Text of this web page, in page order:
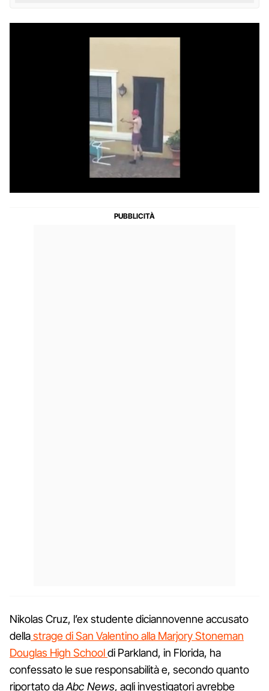
Nikolas Cruz, l’ex studente diciannovenne accusato
dellastrage di San Valentino alla Marjory Stoneman
Douglas High Schooldi Parkland, in Florida, ha
confessato le sue responsabilità e, secondo quanto
riportato daAbc News, agli investigatori avrebbe